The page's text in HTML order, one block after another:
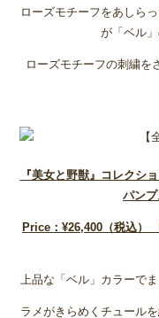
ローズモチーフをあしら
が「ベル
ローズモチーフの刺繍を
『美女と野獣』コレクシ
パン
Price ：¥26,400 （税込
上品な「ベル」カラーで
ラメがきらめくチュール